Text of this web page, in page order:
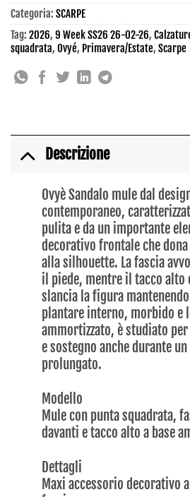
Categoria: SCARPE
Tag: 2026, 9 Week SS26 26-02-26,
squadrata, Ovyé, Primavera/Estate, Scarpe
Descrizione
Ovyè Sandalo mule dal
contemporaneo,
pulita e da un importante
decorativo frontale che
alla silhouette. La fascia
il piede, mentre il tacco
slancia la figura
plantare interno, morbido e
ammortizzato, è studiato
e sostegno anche durante
prolungato.
Modello
Mule con punta squadrata,
davanti e tacco alto a base
Dettagli
Maxi accessorio decorativo